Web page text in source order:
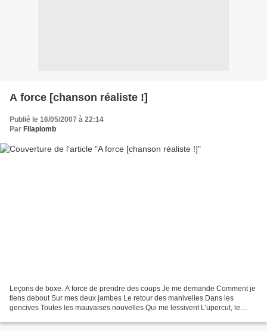
A force [chanson réaliste !]
Publié le 16/05/2007 à 22:14
Par Filaplomb
Leçons de boxe. A force de prendre des coups Je me demande Comment je
tiens debout Sur mes deux jambes Le retour des manivelles Dans les
gencives Toutes les mauvaises nouvelles Qui me lessivent L'upercut, le